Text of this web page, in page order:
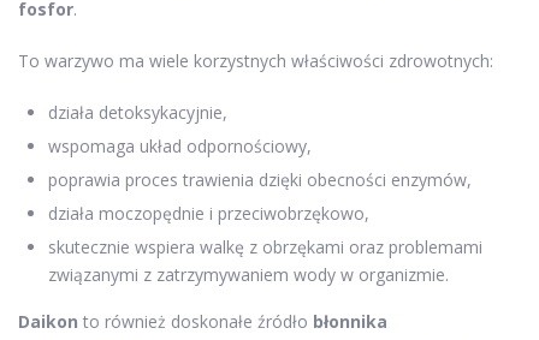
fosfor.
To warzywo ma wiele korzystnych właściwości zdrowotnych:
działa detoksykacyjnie,
wspomaga układ odpornościowy,
poprawia proces trawienia dzięki obecności enzymów,
działa moczopędnie i przeciwobrzękowo,
skutecznie wspiera walkę z obrzękami oraz problemami
związanymi z zatrzymywaniem wody w organizmie.
Daikon to również doskonałe źródło błonnika